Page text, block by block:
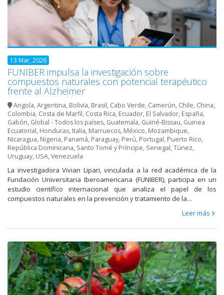
13 Mar, 2026
FUNIBER impulsa la investigación sobre
compuestos naturales con potencial terapéutico
frente al Alzheimer
Angola,Argentina, Bolivia, Brasil, Cabo Verde, Camerún, Chile, China,
Colombia, Costa de Marfil, Costa Rica, Ecuador, El Salvador, España,
Gabón, Global - Todos los países, Guatemala, Guiné-Bissau, Guinea
Ecuatorial, Honduras, Italia, Marruecos, México, Mozambique,
Nicaragua, Nigeria, Panamá, Paraguay, Perú, Portugal, Puerto Rico,
República Dominicana, Santo Tomé y Príncipe, Senegal,Túnez,
Uruguay, USA,Venezuela
La investigadora Vivian Lipari, vinculada a la red académica de la
Fundación Universitaria Iberoamericana (FUNIBER), participa en un
estudio científico internacional que analiza el papel de los
compuestos naturales en la prevención y tratamiento de la…
Leer más